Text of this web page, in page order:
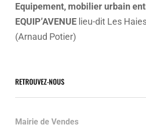
Equipement, mobilier urbain
EQUIP’AVENUE lieu-dit Les
(Arnaud Potier)
RETROUVEZ-NOUS
Mairie de Vendes